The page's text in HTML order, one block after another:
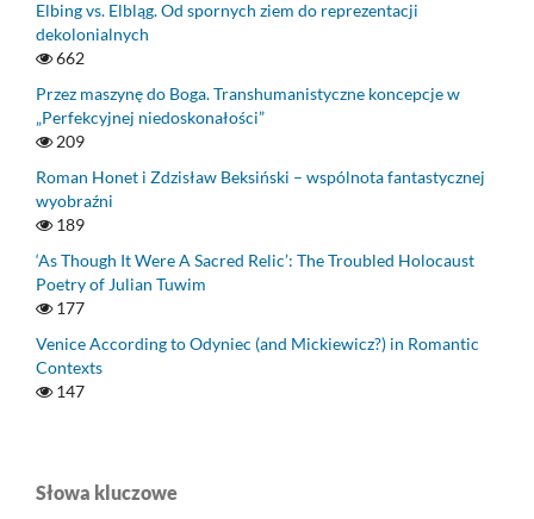
Elbing vs. Elbląg. Od spornych ziem do reprezentacji
dekolonialnych
662
Przez maszynę do Boga. Transhumanistyczne koncepcje w
„Perfekcyjnej niedoskonałości”
209
Roman Honet i Zdzisław Beksiński – wspólnota fantastycznej
wyobraźni
189
‘As Though It Were A Sacred Relic’: The Troubled Holocaust
Poetry of Julian Tuwim
177
Venice According to Odyniec (and Mickiewicz?) in Romantic
Contexts
147
Słowa kluczowe